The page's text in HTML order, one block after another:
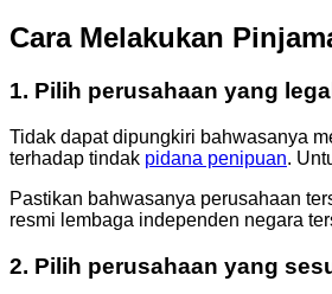
Cara Melakukan
1. Pilih perusahaan yang legal
Tidak dapat dipungkiri bahwasanya
terhadap tindak pidana penipuan.
Pastikan bahwasanya perusahaan
resmi lembaga independen negara
2. Pilih perusahaan yang